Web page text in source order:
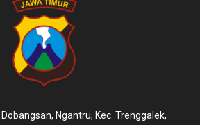
Ngantru, Kec. Trenggalek,